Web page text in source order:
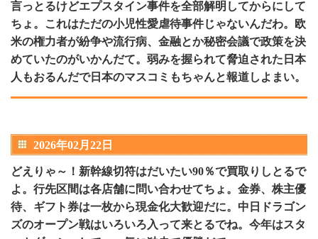
言っとるけどエプスタイン事件を全部解明してからにして
ちょ。これはただの小児性愛虐待事件じゃないんだわ。欧
米の権力者が紛争や流行病、金融とか秘密会議で政策を決
めていたのがいかんだて。弱みを握られて脅迫された日本
人もおるんだで日本のマスコミもちゃんと報道しよまい。
2026年02月22日
どえりゃ～！新幹線切符はだいたい90％で買取りしとるで
よ。行先区間は各店舗に問い合わせてちょ。金券、株主優
待、ギフト券は一枚から現金化大歓迎だに。中日ドラゴン
ズのオープン戦はいろいろ入って来とるでね。今年はスタ